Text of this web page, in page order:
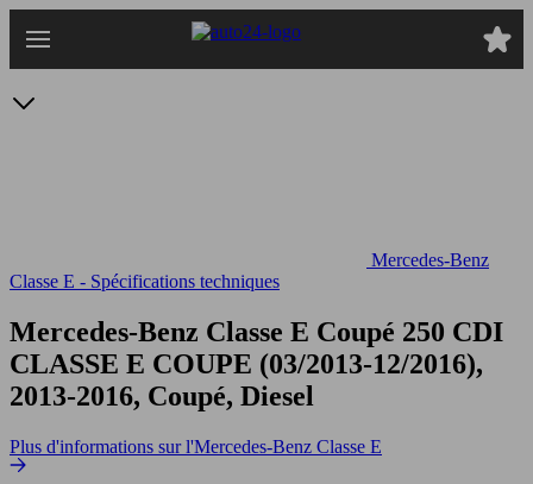
au
Mercedes-Benz
Classe E - Spécifications techniques
Mercedes-Benz Classe E Coupé 250 CDI
CLASSE E COUPE (03/2013-12/2016),
2013-2016, Coupé, Diesel
Plus d'informations sur l'Mercedes-Benz Classe E